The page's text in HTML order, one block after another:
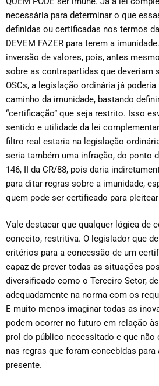
necessária para determinar o que
definidas ou certificadas nos termos
DEVEM FAZER para terem a
inversão de valores, pois, antes
sobre as contrapartidas que deveriam
OSCs, a legislação ordinária já
caminho da imunidade, bastando
“certificação” que seja restrito. Isso
sentido e utilidade da lei
filtro real estaria na legislação
seria também uma infração, do ponto
146, II da CR/88, pois daria
para ditar regras sobre a imunidade,
quem pode ser certificado para
Vale destacar que qualquer lógica de
conceito, restritiva. O legislador que
critérios para a concessão de um
capaz de prever todas as situações
diversificado como o Terceiro Setor,
adequadamente na norma com os
E muito menos imaginar todas as
podem ocorrer no futuro em relação
prol do público necessitado e que não
nas regras que foram concebidas
presente.